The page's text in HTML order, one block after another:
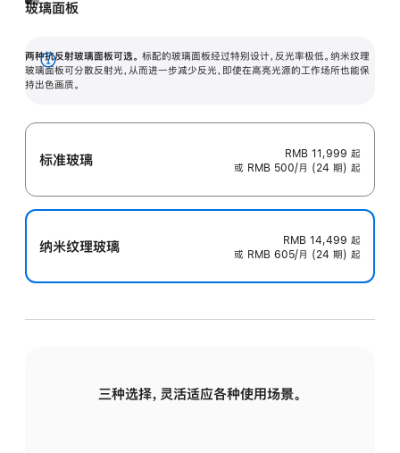
玻璃面板
两种抗反射玻璃面板可选。 标配的玻璃面板经过特别设计，反光率极低。纳米纹理
玻璃面板可分散反射光，从而进一步减少反光，即使在高亮光源的工作场所也能保
持出色画质。
展
开
标准玻璃 RMB 11,999 起
或 RMB 500/月 (24 期) 起
纳米纹理玻璃 RMB 14,499 起
或 RMB 605/月 (24 期) 起
三种选择，灵活适应各种使用场景。